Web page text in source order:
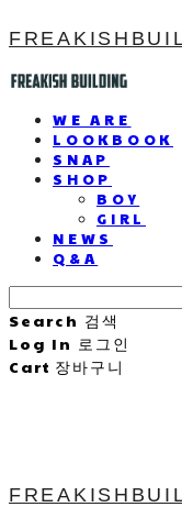
WE ARE
LOOKBOOK
SNAP
SHOP
BOY
GIRL
NEWS
Q&A
Search 검색
Log In 로그인
Cart 장바구니